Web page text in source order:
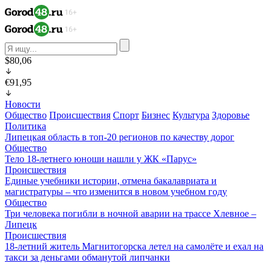
$80,06
€91,95
Новости
Общество Происшествия Спорт Бизнес Культура Здоровье
Политика
Липецкая область в топ-20 регионов по качеству дорог
Общество
Тело 18-летнего юноши нашли у ЖК «Парус»
Происшествия
Единые учебники истории, отмена бакалавриата и
магистратуры – что изменится в новом учебном году
Общество
Три человека погибли в ночной аварии на трассе Хлевное –
Липецк
Происшествия
18-летний житель Магнитогорска летел на самолёте и ехал на
такси за деньгами обманутой липчанки